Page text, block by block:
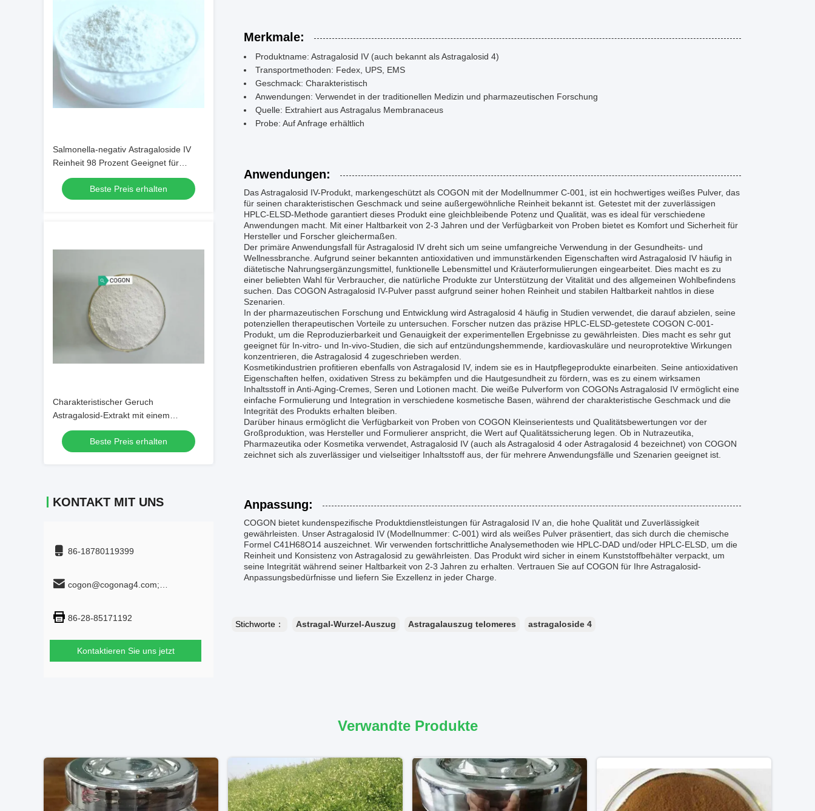
Salmonella-negativ Astragaloside IV
Reinheit 98 Prozent Geeignet für
kosmetische und
Nahrungsergänzungsmittel
Beste Preis erhalten
Charakteristischer Geruch
Astragalosid-Extrakt mit einem
Trocknungsverlust von nicht mehr als 3
Prozent, geeignet für die Herstellung
von Nahrungsergänzungsmitteln
Beste Preis erhalten
KONTAKT MIT UNS
86-18780119399
cogon@cogonag4.com;
86-28-85171192
Kontaktieren Sie uns jetzt
Merkmale:
Produktname: Astragalosid IV (auch bekannt als Astragalosid 4)
Transportmethoden: Fedex, UPS, EMS
Geschmack: Charakteristisch
Anwendungen: Verwendet in der traditionellen Medizin und pharmazeutischen Forschung
Quelle: Extrahiert aus Astragalus Membranaceus
Probe: Auf Anfrage erhältlich
Anwendungen:
Das Astragalosid IV-Produkt, markengeschützt als COGON mit der Modellnummer C-001, ist ein hochwertiges weißes Pulver, das
für seinen charakteristischen Geschmack und seine außergewöhnliche Reinheit bekannt ist. Getestet mit der zuverlässigen
HPLC-ELSD-Methode garantiert dieses Produkt eine gleichbleibende Potenz und Qualität, was es ideal für verschiedene
Anwendungen macht. Mit einer Haltbarkeit von 2-3 Jahren und der Verfügbarkeit von Proben bietet es Komfort und Sicherheit für
Hersteller und Forscher gleichermaßen.
Der primäre Anwendungsfall für Astragalosid IV dreht sich um seine umfangreiche Verwendung in der Gesundheits- und
Wellnessbranche. Aufgrund seiner bekannten antioxidativen und immunstärkenden Eigenschaften wird Astragalosid IV häufig in
diätetische Nahrungsergänzungsmittel, funktionelle Lebensmittel und Kräuterformulierungen eingearbeitet. Dies macht es zu
einer beliebten Wahl für Verbraucher, die natürliche Produkte zur Unterstützung der Vitalität und des allgemeinen Wohlbefindens
suchen. Das COGON Astragalosid IV-Pulver passt aufgrund seiner hohen Reinheit und stabilen Haltbarkeit nahtlos in diese
Szenarien.
In der pharmazeutischen Forschung und Entwicklung wird Astragalosid 4 häufig in Studien verwendet, die darauf abzielen, seine
potenziellen therapeutischen Vorteile zu untersuchen. Forscher nutzen das präzise HPLC-ELSD-getestete COGON C-001-
Produkt, um die Reproduzierbarkeit und Genauigkeit der experimentellen Ergebnisse zu gewährleisten. Dies macht es sehr gut
geeignet für In-vitro- und In-vivo-Studien, die sich auf entzündungshemmende, kardiovaskuläre und neuroprotektive Wirkungen
konzentrieren, die Astragalosid 4 zugeschrieben werden.
Kosmetikindustrien profitieren ebenfalls von Astragalosid IV, indem sie es in Hautpflegeprodukte einarbeiten. Seine antioxidativen
Eigenschaften helfen, oxidativen Stress zu bekämpfen und die Hautgesundheit zu fördern, was es zu einem wirksamen
Inhaltsstoff in Anti-Aging-Cremes, Seren und Lotionen macht. Die weiße Pulverform von COGONs Astragalosid IV ermöglicht eine
einfache Formulierung und Integration in verschiedene kosmetische Basen, während der charakteristische Geschmack und die
Integrität des Produkts erhalten bleiben.
Darüber hinaus ermöglicht die Verfügbarkeit von Proben von COGON Kleinserientests und Qualitätsbewertungen vor der
Großproduktion, was Hersteller und Formulierer anspricht, die Wert auf Qualitätssicherung legen. Ob in Nutrazeutika,
Pharmazeutika oder Kosmetika verwendet, Astragalosid IV (auch als Astragalosid 4 oder Astragalosid 4 bezeichnet) von COGON
zeichnet sich als zuverlässiger und vielseitiger Inhaltsstoff aus, der für mehrere Anwendungsfälle und Szenarien geeignet ist.
Anpassung:
COGON bietet kundenspezifische Produktdienstleistungen für Astragalosid IV an, die hohe Qualität und Zuverlässigkeit
gewährleisten. Unser Astragalosid IV (Modellnummer: C-001) wird als weißes Pulver präsentiert, das sich durch die chemische
Formel C41H68O14 auszeichnet. Wir verwenden fortschrittliche Analysemethoden wie HPLC-DAD und/oder HPLC-ELSD, um die
Reinheit und Konsistenz von Astragalosid zu gewährleisten. Das Produkt wird sicher in einem Kunststoffbehälter verpackt, um
seine Integrität während seiner Haltbarkeit von 2-3 Jahren zu erhalten. Vertrauen Sie auf COGON für Ihre Astragalosid-
Anpassungsbedürfnisse und liefern Sie Exzellenz in jeder Charge.
Stichworte： Astragal-Wurzel-Auszug Astragalauszug telomeres astragaloside 4
Verwandte Produkte